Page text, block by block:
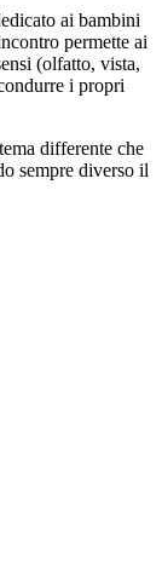
ai bambini
permette ai
(olfatto, vista,
i propri
differente che
sempre diverso il